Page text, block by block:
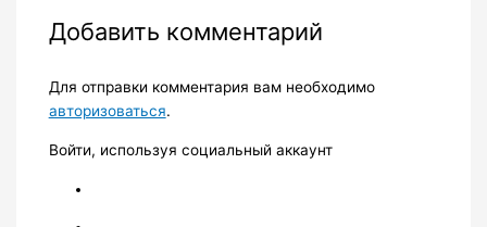
Добавить комментарий
Для отправки комментария вам необходимо
авторизоваться.
Войти, используя социальный аккаунт